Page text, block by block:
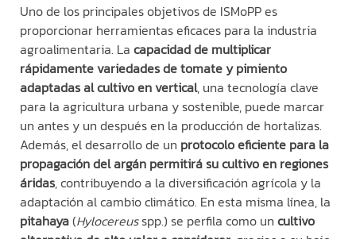
Uno de los principales objetivos de ISMoPPes
proporcionar herramientas eficaces para la industria
agroalimentaria. La capacidad de multiplicar
rápidamente variedades de tomate y pimiento
adaptadas al cultivo en vertical, una tecnología clave
para la agricultura urbana y sostenible, puede marcar
un antes y un después en la producción de hortalizas.
Además, el desarrollo de un protocolo eficiente para la
propagación del argán permitirá su cultivo en regiones
áridas, contribuyendo a la diversificación agrícola y la
adaptación al cambio climático. En esta misma línea, la
pitahaya(Hylocereusspp.) se perfila como un cultivo